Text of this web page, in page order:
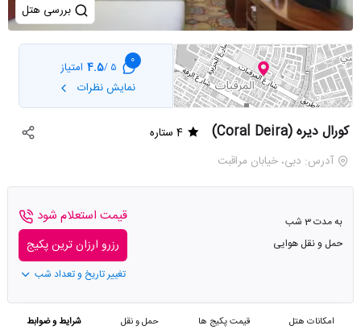
بررسی هتل
0
5 /
4.5 امتیاز
نمایش نظرات
کورال دیره (Coral Deira)
4 ستاره
آدرس: دبی، خیابان مراقبت
به مدت 3 شب
حمل و نقل هوایی
قیمت استعلام شود
رزرو ارزان ترین پکیج
تغییر تاریخ و تعداد شب
امکانات هتل قیمت پکیج ها حمل و نقل شرایط و ضوابط